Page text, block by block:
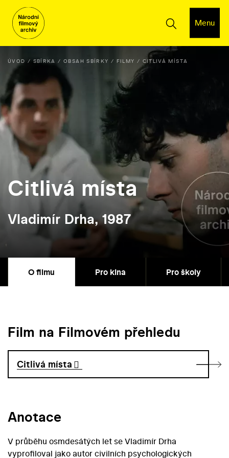
Menu
ÚVOD SBÍRKA OBSAH SBÍRKY FILMY CITLIVÁ MÍSTA
Citlivá místa
Vladimír Drha, 1987
O filmu Pro kina Pro školy
Film na Filmovém přehledu
Citlivá místa
Anotace
V průběhu osmdesátých let se Vladimír Drha
vyprofiloval jako autor civilních psychologických